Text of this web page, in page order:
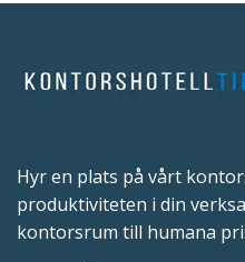
Hyr en plats på vårt
produktiviteten i din
kontorsrum till humana